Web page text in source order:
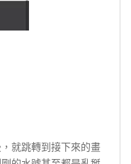
就跳轉到接下來的畫